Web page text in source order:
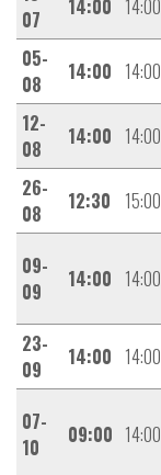
07
14:00 14:00
05-
08
14:00 14:00
12-
08
14:00 14:00
26-
08
12:30 15:00
09-
09
14:00 14:00
23-
09
14:00 14:00
07-
10
09:00 14:00